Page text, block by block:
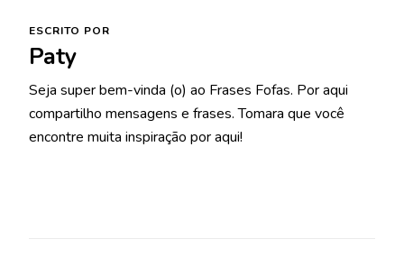
ESCRITO POR
Paty
Seja super bem-vinda (o) ao Frases Fofas. Por aqui
compartilho mensagens e frases. Tomara que você
encontre muita inspiração por aqui!